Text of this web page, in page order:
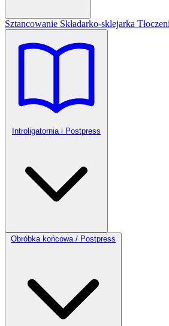
Sztancowanie Składarko-sklejarka
Introligatornia i Postpress
Obróbka końcowa / Postpress